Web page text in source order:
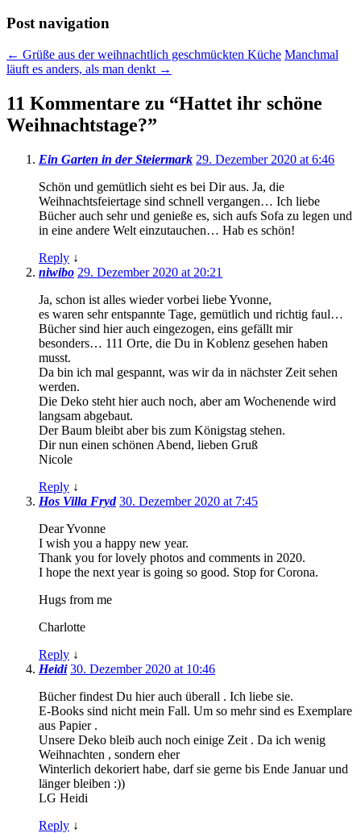
Post navigation
← Grüße aus der weihnachtlich geschmückten Küche Manchmal
läuft es anders, als man denkt →
11 Kommentare zu “Hattet ihr schöne
Weihnachtstage?”
Ein Garten in der Steiermark 29. Dezember 2020 at 6:46
Schön und gemütlich sieht es bei Dir aus. Ja, die
Weihnachtsfeiertage sind schnell vergangen… Ich liebe
Bücher auch sehr und genieße es, sich aufs Sofa zu legen und
in eine andere Welt einzutauchen… Hab es schön!
Reply ↓
niwibo 29. Dezember 2020 at 20:21
Ja, schon ist alles wieder vorbei liebe Yvonne,
es waren sehr entspannte Tage, gemütlich und richtig faul…
Bücher sind hier auch eingezogen, eins gefällt mir
besonders… 111 Orte, die Du in Koblenz gesehen haben
musst.
Da bin ich mal gespannt, was wir da in nächster Zeit sehen
werden.
Die Deko steht hier auch noch, aber am Wochenende wird
langsam abgebaut.
Der Baum bleibt aber bis zum Königstag stehen.
Dir nun einen schönen Abend, lieben Gruß
Nicole
Reply ↓
Hos Villa Fryd 30. Dezember 2020 at 7:45
Dear Yvonne
I wish you a happy new year.
Thank you for lovely photos and comments in 2020.
I hope the next year is going so good. Stop for Corona.
Hugs from me
Charlotte
Reply ↓
Heidi 30. Dezember 2020 at 10:46
Bücher findest Du hier auch überall . Ich liebe sie.
E-Books sind nicht mein Fall. Um so mehr sind es Exemplare
aus Papier .
Unsere Deko bleib auch noch einige Zeit . Da ich wenig
Weihnachten , sondern eher
Winterlich dekoriert habe, darf sie gerne bis Ende Januar und
länger bleiben :))
LG Heidi
Reply ↓